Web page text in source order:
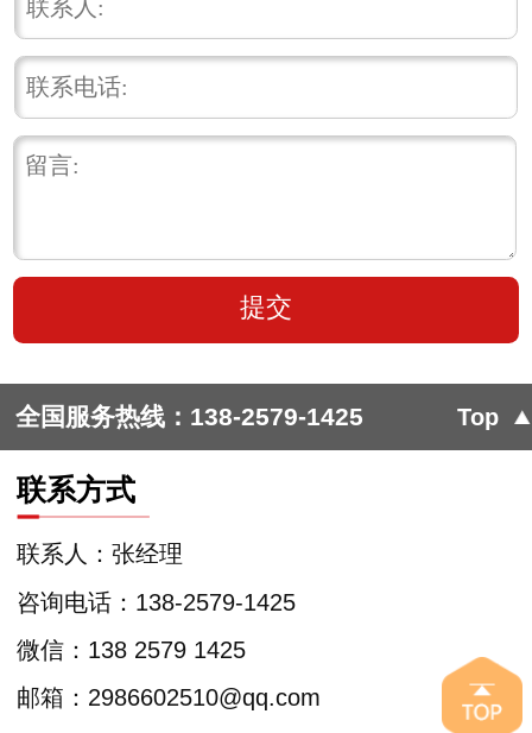
全国服务热线： 138-2579-1425 Top
联系方式
咨询电话：138-2579-1425
联系人：张经理
微信：138 2579 1425
邮箱：2986602510@qq.com